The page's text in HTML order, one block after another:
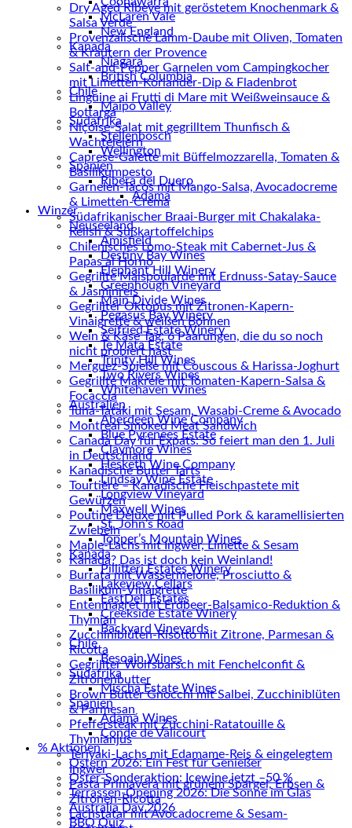
Dry Aged Ribeye mit geröstetem Knochenmark &
Salsa Verde
Provenzalische Lamm-Daube mit Oliven, Tomaten
& Kräutern der Provence
Salt-and-Pepper Garnelen vom Campingkocher
mit Limetten-Koriander-Dip & Fladenbrot
Linguine ai Frutti di Mare mit Weißweinsauce &
Bottarga
Niçoise-Salat mit gegrilltem Thunfisch &
Wachteleiern
Caprese-Galette mit Büffelmozzarella, Tomaten &
Basilikumpesto
Garnelen-Tacos mit Mango-Salsa, Avocadocreme
& Limetten-Crema
Südafrikanischer Braai-Burger mit Chakalaka-
Relish & Süßkartoffelchips
Chilenisches Lomo-Steak mit Cabernet-Jus &
Papas al Horno
Gegrillte Maispoularde mit Erdnuss-Satay-Sauce
& Jasminreis
Gegrillter Oktopus mit Zitronen-Kapern-
Vinaigrette & weißen Bohnen
Wein & Käse Tag: 6 Paarungen, die du so noch
nicht probiert hast
Merguez-Spieße mit Couscous & Harissa-Joghurt
Gegrillte Makrele mit Tomaten-Kapern-Salsa &
Focaccia
Tuna-Tataki mit Sesam, Wasabi-Creme & Avocado
Montreal Smoked Meat Sandwich
Canada Day für Expats: So feiert man den 1. Juli
in Deutschland
Kanadische Butter Tarts
Tourtière – Kanadische Fleischpastete mit
Gewürzen
Poutine Deluxe mit Pulled Pork & karamellisierten
Zwiebeln
Maple-Lachs mit Ingwer, Limette & Sesam
Kanada? Das ist doch kein Weinland!
Burrata mit Wassermelone, Prosciutto &
Basilikum-Vinaigrette
Entenmagret mit Erdbeer-Balsamico-Reduktion &
Thymian
Zucchiniblüten-Risotto mit Zitrone, Parmesan &
Ricotta
Gegrillter Wolfsbarsch mit Fenchelconfit &
Zitronenbutter
Brown Butter Gnocchi mit Salbei, Zucchiniblüten
& Parmesan
Pfeffersteak mit Zucchini-Ratatouille &
Thymianjus
Teriyaki-Lachs mit Edamame-Reis & eingelegtem
Ingwer
Pasta Primavera mit grünem Spargel, Erbsen &
Zitronen-Ricotta
Lachstatar mit Avocadocreme & Sesam-
McLaren Vale
New England
Kanada
Niagara
British Columbia
Chile
Maipo Valley
Südafrika
Stellenbosch
Wellington
Spanien
Ribera del Duero
Adamá
Winzer
Neuseeland
Amisfield
Destiny Bay Wines
Elephant Hill Winery
Greenhough Vineyard
Main Divide Wines
Pegasus Bay Winery
Seifried Estate Winery
Te Mata Estate
Trinity Hill Wines
Two Rivers Wines
Whitehaven Wines
Australien
Aberdeen Wine Company
Blue Pyrenees Estate
Claymore Wines
Hesketh Wine Company
Lindsay Wine Estate
Longview Vineyard
Maxwell Wines
St. John’s Road
Topper’s Mountain Wines
Kanada
Pillitteri Estates Winery
Lakeview Cellars
EastDell Estates
Creekside Estate Winery
Backyard Vineyards
Chile
Besoain Wines
Südafrika
Mischa Estate Wines
Spanien
Adamá Wines
Conde de Valicourt
% Aktionen
Ostern 2026: Ein Fest für Genießer
Oster-Sonderaktion: Icewine jetzt –50 %
Terrassen-Opening 2026: Die Sonne im Glas
Australia Day 2026
BBQ Quiz